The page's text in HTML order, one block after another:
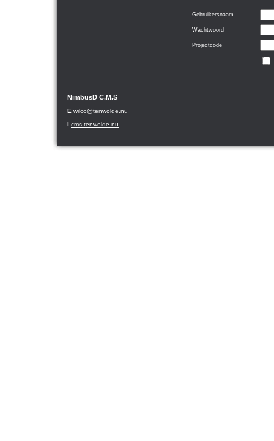
Gebruikersnaam
Wachtwoord
Projectcode
NimbusD C.M.S
E wilco@tenwolde.nu
I cms.tenwolde.nu